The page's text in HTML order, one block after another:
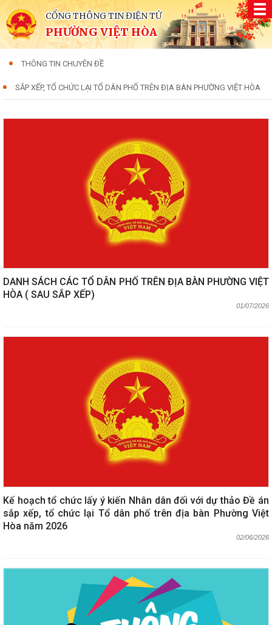
CỔNG THÔNG TIN ĐIỆN TỬ
PHƯỜNG VIỆT HÒA
THÔNG TIN CHUYÊN ĐỀ
SẮP XẾP, TỔ CHỨC LẠI TỔ DÂN PHỐ TRÊN ĐỊA BÀN PHƯỜNG VIỆT HÒA
DANH SÁCH CÁC TỔ DÂN PHỐ TRÊN ĐỊA BÀN PHƯỜNG VIỆT
HÒA ( SAU SẮP XẾP)
01/07/2026
Kế hoạch tổ chức lấy ý kiến Nhân dân đối với dự thảo Đề án
sắp xếp, tổ chức lại Tổ dân phố trên địa bàn Phường Việt
Hòa năm 2026
02/06/2026